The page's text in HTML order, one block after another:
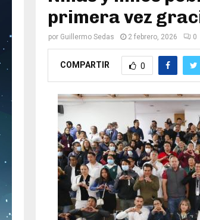
primera vez
por Guillermo Sedas 2 febrero, 2026 0
COMPARTIR 0